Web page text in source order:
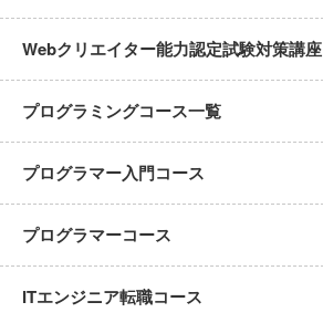
Webクリエイター能力認定試験対策講座
プログラミングコース一覧
プログラマー入門コース
プログラマーコース
ITエンジニア転職コース